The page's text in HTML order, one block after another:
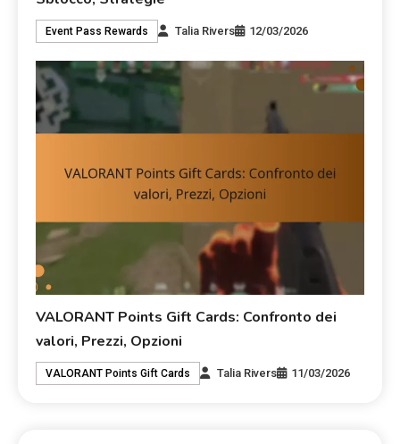
Event Pass Rewards Talia Rivers 12/03/2026
VALORANT Points Gift Cards: Confronto dei
valori, Prezzi, Opzioni
VALORANT Points Gift Cards Talia Rivers 11/03/2026